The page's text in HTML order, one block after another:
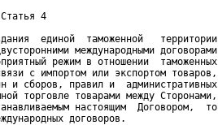
4
единой  таможенной   территории
международными договорами
режим в отношении  таможенных
с импортом или экспортом товаров,
и сборов, правил и  административных
торговле товарами между Сторонами,
настоящим  Договором,  то
договоров.